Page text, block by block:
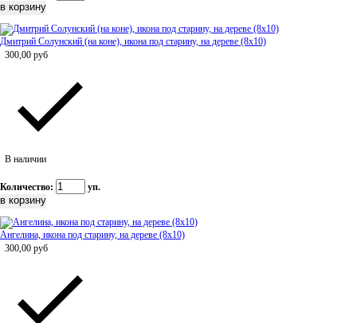
Дмитрий Солунский (на коне), икона под старину, на дереве (8x10)
300,00 руб
В наличии
Количество: уп.
Ангелина, икона под старину, на дереве (8x10)
300,00 руб